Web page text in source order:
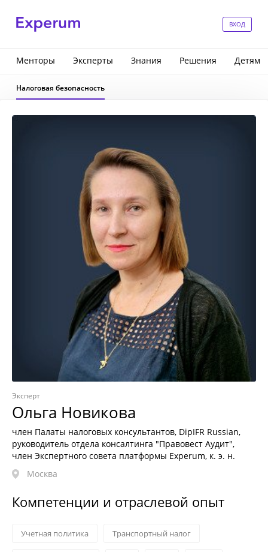
ВХОД
Менторы Эксперты Знания Решения Детям
Налоговая безопасность
Эксперт
Ольга Новикова
член Палаты налоговых консультантов, DipIFR Russian,
руководитель отдела консалтинга "Правовест Аудит",
член Экспертного совета платформы Experum, к. э. н.
Москва
Компетенции и отраслевой опыт
Учетная политика Транспортный налог